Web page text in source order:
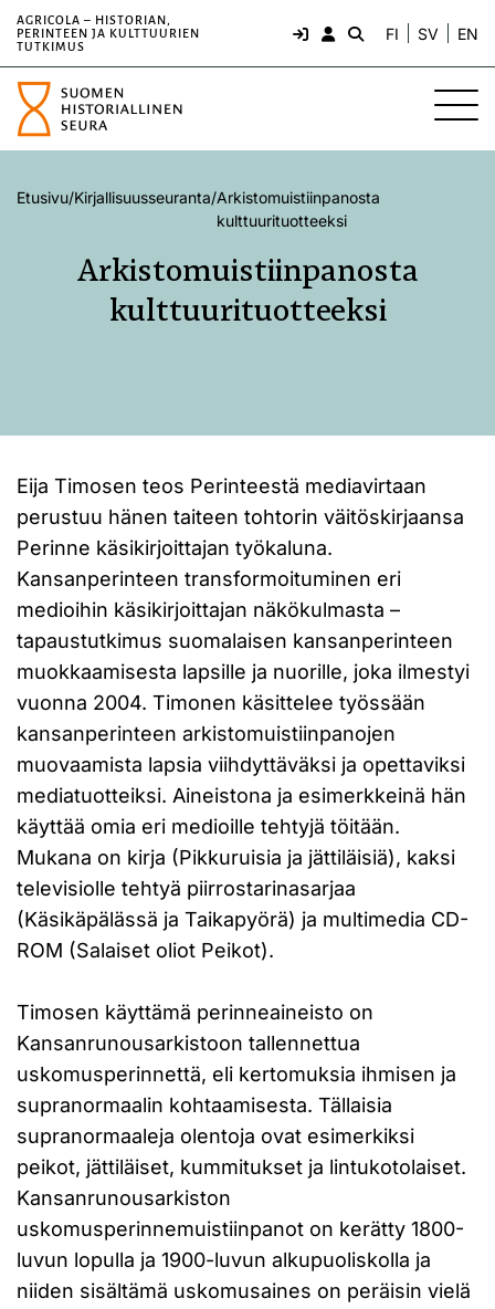
AGRICOLA – HISTORIAN,
PERINTEEN JA KULTTUURIEN
TUTKIMUS
FI SV EN
Etusivu/Kirjallisuusseuranta/Arkistomuistiinpanosta
kulttuurituotteeksi
Arkistomuistiinpanosta
kulttuurituotteeksi
Eija Timosen teos Perinteestä mediavirtaan
perustuu hänen taiteen tohtorin väitöskirjaansa
Perinne käsikirjoittajan työkaluna.
Kansanperinteen transformoituminen eri
medioihin käsikirjoittajan näkökulmasta –
tapaustutkimus suomalaisen kansanperinteen
muokkaamisesta lapsille ja nuorille, joka ilmestyi
vuonna 2004. Timonen käsittelee työssään
kansanperinteen arkistomuistiinpanojen
muovaamista lapsia viihdyttäväksi ja opettaviksi
mediatuotteiksi. Aineistona ja esimerkkeinä hän
käyttää omia eri medioille tehtyjä töitään.
Mukana on kirja (Pikkuruisia ja jättiläisiä), kaksi
televisiolle tehtyä piirrostarinasarjaa
(Käsikäpälässä ja Taikapyörä) ja multimedia CD-
ROM (Salaiset oliot Peikot).
Timosen käyttämä perinneaineisto on
Kansanrunousarkistoon tallennettua
uskomusperinnettä, eli kertomuksia ihmisen ja
supranormaalin kohtaamisesta. Tällaisia
supranormaaleja olentoja ovat esimerkiksi
peikot, jättiläiset, kummitukset ja lintukotolaiset.
Kansanrunousarkiston
uskomusperinnemuistiinpanot on kerätty 1800-
luvun lopulla ja 1900-luvun alkupuoliskolla ja
niiden sisältämä uskomusaines on peräisin vielä